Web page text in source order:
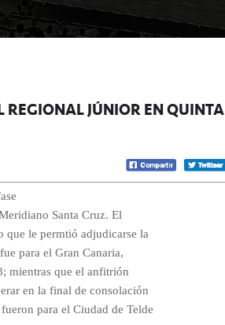
JÚNIOR EN QUINTA
Santa Cruz. El
que le permtió adjudicarse la
para el Gran Canaria,
mientras que el anfitrión
en la final de consolación
para el Ciudad de Telde